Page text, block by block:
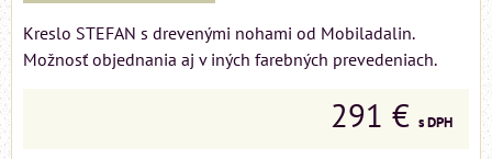
Kreslo STEFAN s drevenými nohami od Mobiladalin.
Možnosť objednania aj v iných farebných prevedeniach.
291 € s DPH